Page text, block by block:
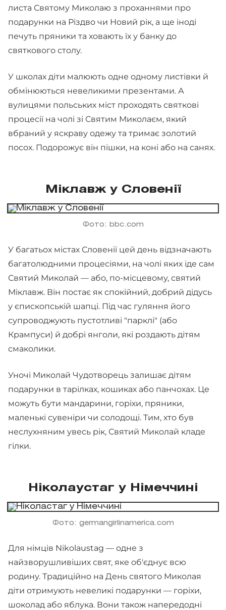
листа Святому Миколаю з проханнями про
подарунки на Різдво чи Новий рік, а ще іноді
печуть пряники та ховають їх у банку до
святкового столу.
У школах діти малюють одне одному листівки й
обмінюються невеликими презентами. А
вулицями польських міст проходять святкові
процесії на чолі зі Святим Миколаєм, який
вбраний у яскраву одежу та тримає золотий
посох. Подорожує він пішки, на коні або на санях.
Міклавж у Словенії
Фото: bbc.com
У багатьох містах Словенії цей день відзначають
багатолюдними процесіями, на чолі яких іде сам
Святий Миколай — або, по-місцевому, святий
Міклавж. Він постає як спокійний, добрий дідусь
у єпископській шапці. Під час гуляння його
супроводжують пустотливі "парклі" (або
Крампуси) й добрі янголи, які роздають дітям
смаколики.
Уночі Миколай Чудотворець залишає дітям
подарунки в тарілках, кошиках або панчохах. Це
можуть бути мандарини, горіхи, пряники,
маленькі сувеніри чи солодощі. Тим, хто був
неслухняним увесь рік, Святий Миколай кладе
гілки.
Ніколаустаг у Німеччині
Фото: germangirlinamerica.com
Для німців Nikolaustag — одне з
найзворушливіших свят, яке об'єднує всю
родину. Традиційно на День святого Миколая
діти отримують невеликі подарунки — горіхи,
шоколад або яблука. Вони також напередодні